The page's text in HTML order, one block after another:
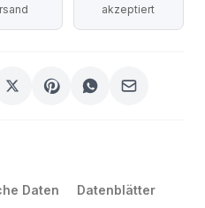
akzeptiert
Daten Datenblätter